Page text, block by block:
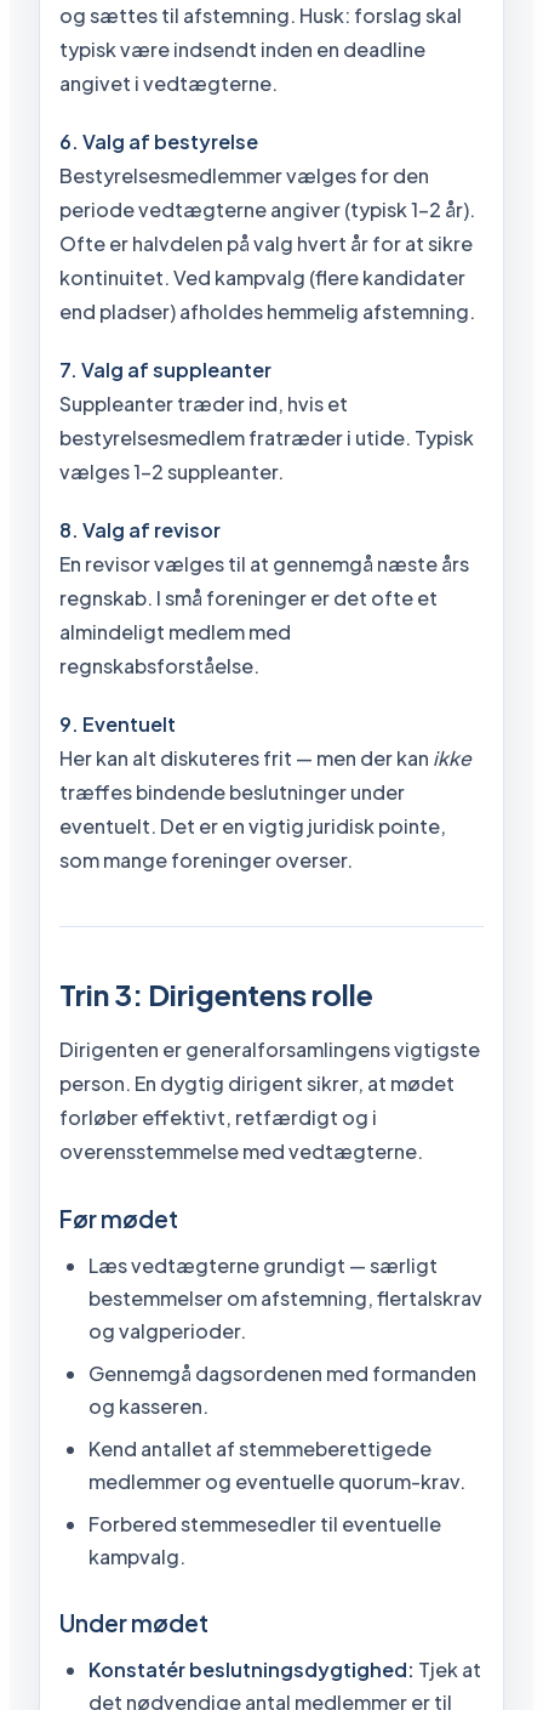
og sættes til afstemning. Husk: forslag skal
typisk være indsendt inden en deadline
angivet i vedtægterne.
6. Valg af bestyrelse
Bestyrelsesmedlemmer vælges for den
periode vedtægterne angiver (typisk 1-2 år).
Ofte er halvdelen på valg hvert år for at sikre
kontinuitet. Ved kampvalg (flere kandidater
end pladser) afholdes hemmelig afstemning.
7. Valg af suppleanter
Suppleanter træder ind, hvis et
bestyrelsesmedlem fratræder i utide. Typisk
vælges 1-2 suppleanter.
8. Valg af revisor
En revisor vælges til at gennemgå næste års
regnskab. I små foreninger er det ofte et
almindeligt medlem med
regnskabsforståelse.
9. Eventuelt
Her kan alt diskuteres frit — men der kan ikke
træffes bindende beslutninger under
eventuelt. Det er en vigtig juridisk pointe,
som mange foreninger overser.
Trin 3: Dirigentens rolle
Dirigenten er generalforsamlingens vigtigste
person. En dygtig dirigent sikrer, at mødet
forløber effektivt, retfærdigt og i
overensstemmelse med vedtægterne.
Før mødet
Læs vedtægterne grundigt — særligt
bestemmelser om afstemning, flertalskrav
og valgperioder.
Gennemgå dagsordenen med formanden
og kasseren.
Kend antallet af stemmeberettigede
medlemmer og eventuelle quorum-krav.
Forbered stemmesedler til eventuelle
kampvalg.
Under mødet
Konstatér beslutningsdygtighed: Tjek at
det nødvendige antal medlemmer er til